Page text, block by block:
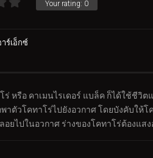
Your rating: 0
ร์เอ็กซ์
ร่ หรือ คาเมนไรเดอร์ แบล็ค ก็ได้ใช้
าตัวโคทาโร่ไปยังอวกาศ โดยบังคับ
ยไปในอวกาศ ร่างของโคทาโร่ต้อง